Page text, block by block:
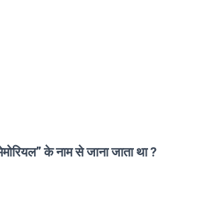
के नाम से जाना जाता था ?